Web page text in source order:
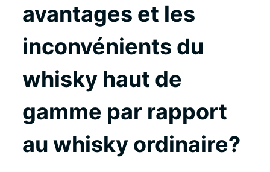
avantages et les
inconvénients du
whisky haut de
gamme par rapport
au whisky ordinaire?